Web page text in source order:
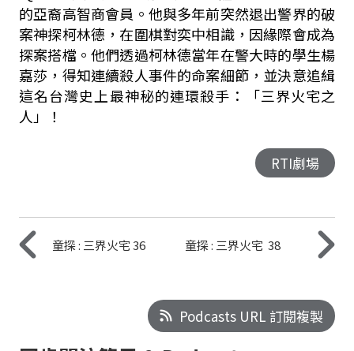
的亞裔高智商會員。他與多年前突然退出警界的破
案神探柯林德，在圍棋對奕中相識，因緣際會成為
探案搭檔。他們透過柯林德當年在警大時的學生楊
嘉莎，得知連續殺人事件的命案細節，並決意追緝
這名台灣史上最神秘的連環殺手：「三界火宅之
人」！
RTI劇場
童探 : 三界火宅 36 童探 : 三界火宅 38
Podcasts URL 訂閱複製